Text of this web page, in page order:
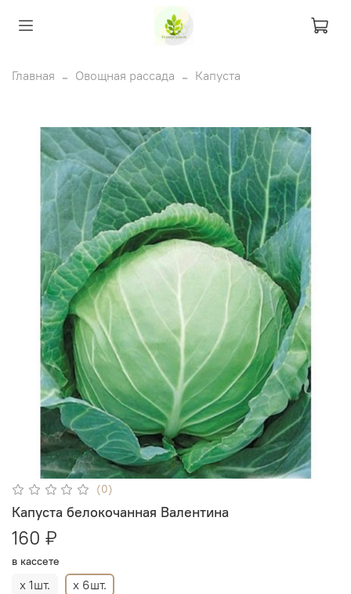
Главная Овощная рассада Капуста
(0)
Капуста белокочанная Валентина
160 ₽
в кассете
х 1шт. х 6шт.